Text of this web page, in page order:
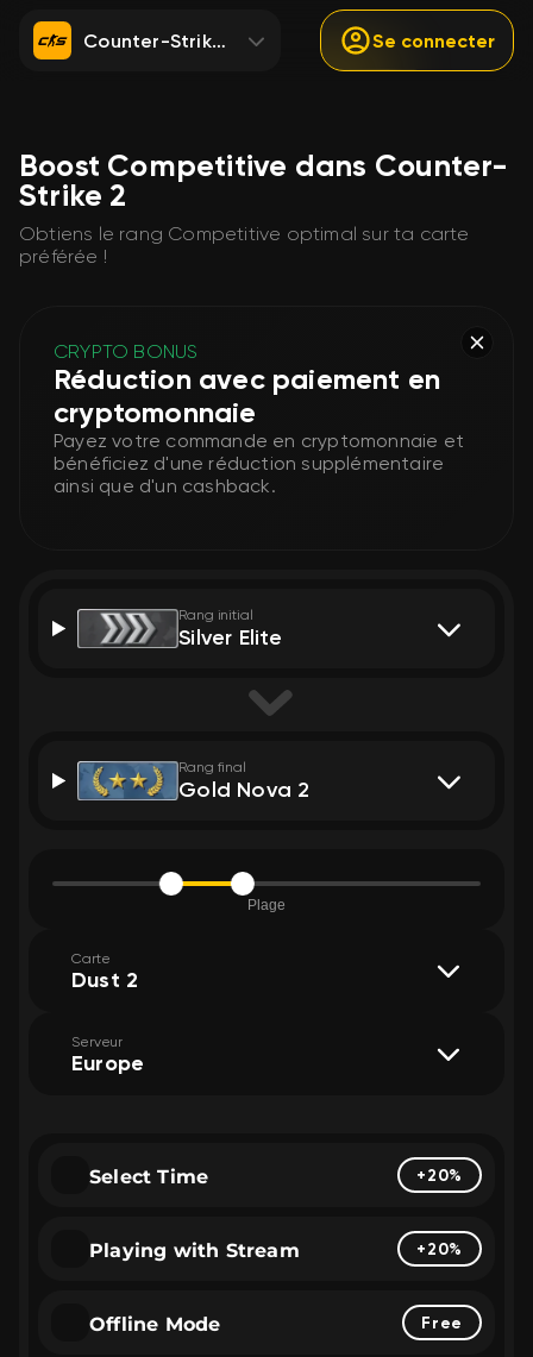
Counter-Strike 2 Se connecter
Boost Competitive dans Counter-
Strike 2
Obtiens le rang Competitive optimal sur ta carte
préférée !
CRYPTO BONUS
Réduction avec paiement en
cryptomonnaie
Payez votre commande en cryptomonnaie et
bénéficiez d'une réduction supplémentaire
ainsi que d'un cashback.
Rang initial
Silver Elite
Rang final
Gold Nova 2
Carte
Dust 2
Plage
Serveur
Europe
Select Time +20%
Playing with Stream +20%
Offline Mode Free